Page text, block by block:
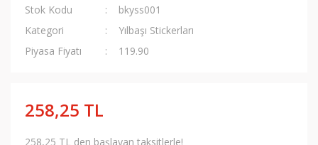
Stok Kodu
bkyss001
Kategori
Yılbaşı Stickerları
Piyasa Fiyatı
119.90
258,25 TL
258,25 TL den başlayan taksitlerle!